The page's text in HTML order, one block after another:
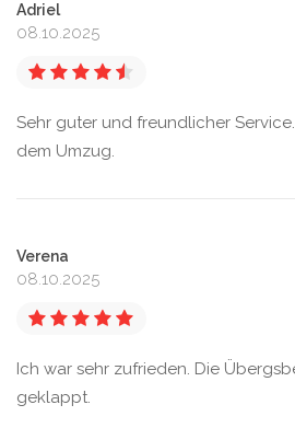
Adriel
08.10.2025
Sehr guter und freundlicher
dem Umzug.
Verena
08.10.2025
Ich war sehr zufrieden. Die
geklappt.